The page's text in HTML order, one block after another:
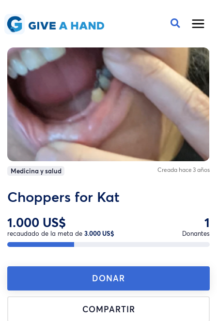
Medicina y salud Creada hace 3 años
Choppers for Kat
1.000 US$
recaudado de la meta de 3.000 US$
1
Donantes
DONAR
COMPARTIR